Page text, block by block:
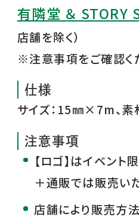
有隣堂 ＆ STORY
店舗を除く）
※注意事項をご確認く
仕様
サイズ：15㎜×7m、素
注意事項
【ロゴ】はイベント
＋通販では販売い
店舗により販売方